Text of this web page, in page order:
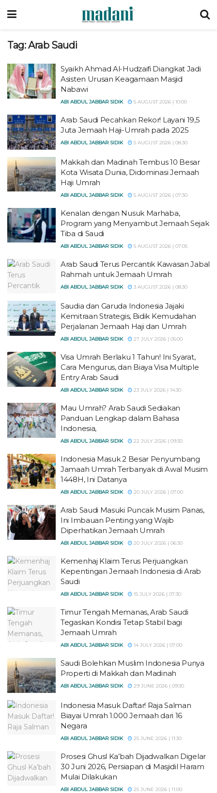
Tag:Arab Saudi
Syaikh Ahmad Al-Hudzaifi Diangkat Jadi
Asisten Urusan Keagamaan Masjid
Nabawi
ABI ABDUL JABBAR SIDIK 5 AUGUST 2026 | 10:00
Arab Saudi Pecahkan Rekor! Layani 19,5
Juta Jemaah Haji-Umrah pada 2025
ABI ABDUL JABBAR SIDIK 5 AUGUST 2026 | 08:30
Makkah dan Madinah Tembus 10 Besar
Kota Wisata Dunia, Didominasi Jemaah
Haji Umrah
ABI ABDUL JABBAR SIDIK 5 AUGUST 2026 | 07:30
Kenalan dengan Nusuk Marhaba,
Program yang Menyambut Jemaah Sejak
Tiba di Saudi
ABI ABDUL JABBAR SIDIK 5 AUGUST 2026 | 07:05
Arab Saudi Terus Percantik Kawasan Jabal
Rahmah untuk Jemaah Umrah
ABI ABDUL JABBAR SIDIK 3 AUGUST 2026 | 08:30
Saudia dan Garuda Indonesia Jajaki
Kemitraan Strategis, Bidik Kemudahan
Perjalanan Jemaah Haji dan Umrah
ABI ABDUL JABBAR SIDIK 27 JULY 2026 | 05:00
Visa Umrah Berlaku 1 Tahun! Ini Syarat,
Cara Mengurus, dan Biaya Visa Multiple
Entry Arab Saudi
ABI ABDUL JABBAR SIDIK 23 JULY 2026 | 14:30
Mau Umrah? Arab Saudi Sediakan
Panduan Lengkap dalam Bahasa
Indonesia,
ABI ABDUL JABBAR SIDIK 22 JULY 2026 | 09:30
Indonesia Masuk 2 Besar Penyumbang
Jamaah Umrah Terbanyak di Awal Musim
1448H, Ini Datanya
ABI ABDUL JABBAR SIDIK 20 JULY 2026 | 07:00
Arab Saudi Masuki Puncak Musim Panas,
Ini Imbauan Penting yang Wajib
Diperhatikan Jemaah Umrah
ABI ABDUL JABBAR SIDIK 20 JULY 2026 | 06:30
Kemenhaj Klaim Terus Perjuangkan
Kepentingan Jemaah Indonesia di Arab
Saudi
ABI ABDUL JABBAR SIDIK 15 JULY 2026 | 07:30
Timur Tengah Memanas, Arab Saudi
Tegaskan Kondisi Tetap Stabil bagi
Jemaah Umrah
ABI ABDUL JABBAR SIDIK 14 JULY 2026 | 07:00
Saudi Bolehkan Muslim Indonesia Punya
Properti di Makkah dan Madinah
ABI ABDUL JABBAR SIDIK 29 JUNE 2026 | 09:30
Indonesia Masuk Daftar! Raja Salman
Biayai Umrah 1.000 Jemaah dari 16
Negara
ABI ABDUL JABBAR SIDIK 25 JUNE 2026 | 11:30
Prosesi Ghusl Ka’bah Dijadwalkan Digelar
30 Juni 2026, Persiapan di Masjidil Haram
Mulai Dilakukan
ABI ABDUL JABBAR SIDIK 25 JUNE 2026 | 11:00